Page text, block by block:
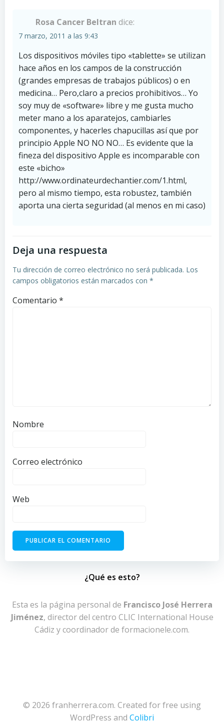
Rosa Cancer Beltran dice:
7 marzo, 2011 a las 9:43
Los dispositivos móviles tipo «tablette» se utilizan
hace años en los campos de la construcción
(grandes empresas de trabajos públicos) o en
medicina… Pero,claro a precios prohibitivos… Yo
soy muy de «software» libre y me gusta mucho
meter mano a los aparatejos, cambiarles
componentes, y hacerles chapucillas así que por
principio Apple NO NO NO… Es evidente que la
fineza del dispositivo Apple es incomparable con
este «bicho»
http://www.ordinateurdechantier.com/1.html,
pero al mismo tiempo, esta robustez, también
aporta una cierta seguridad (al menos en mi caso)
Deja una respuesta
Tu dirección de correo electrónico no será publicada. Los
campos obligatorios están marcados con *
Comentario *
Nombre
Correo electrónico
Web
¿Qué es esto?
Esta es la página personal de Francisco José Herrera
Jiménez, director del centro CLIC International House
Cádiz y coordinador de formacionele.com.
© 2026 franherrera.com. Created for free using
WordPress and Colibri